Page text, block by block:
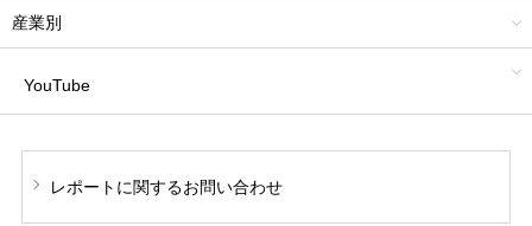
産業別
YouTube
レポートに関するお問い合わせ